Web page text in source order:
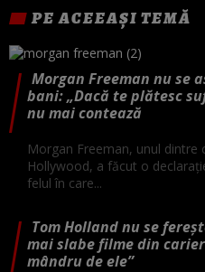
PE ACEEAȘI TEMĂ
Morgan Freeman nu se
bani: „Dacă te plătesc
nu mai contează
Morgan Freeman, unul dintre
Hollywood, a făcut o
felul în care...
Tom Holland nu se
mai slabe filme din
mândru de ele”